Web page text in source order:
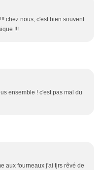
chez nous, c'est bien souvent
!!!
ensemble ! c'est pas mal du
aux fourneaux j'ai tjrs rêvé de